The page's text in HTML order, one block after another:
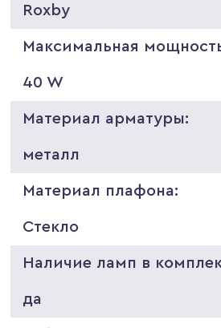
Roxby
Максимальная
40 W
Материал арматуры:
металл
Материал плафона:
Стекло
Наличие ламп в
да